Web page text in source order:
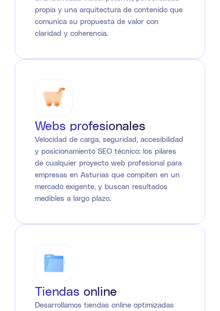
propia y una arquitectura de contenido que
comunica su propuesta de valor con
claridad y coherencia.
Webs profesionales
Velocidad de carga, seguridad, accesibilidad
y posicionamiento SEO técnico: los pilares
de cualquier proyecto web profesional para
empresas en Asturias que compiten en un
mercado exigente, y buscan resultados
medibles a largo plazo.
Tiendas online
Desarrollamos tiendas online optimizadas